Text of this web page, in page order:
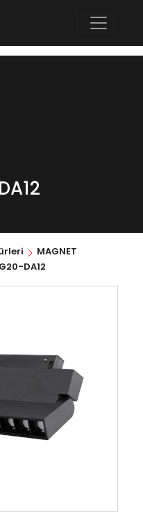
MAGNET
DA12